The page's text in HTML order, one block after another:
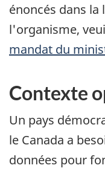
énoncés dans
l'organisme,
mandat du
Contexte
Un pays
le Canada a
données pour